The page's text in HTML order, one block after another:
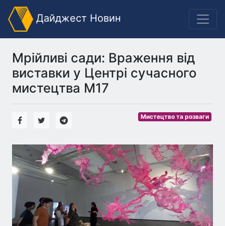
Дайджест Новин
Мрійливі сади: Враження від
виставки у Центрі сучасного
мистецтва М17
Мистецтво та розваги